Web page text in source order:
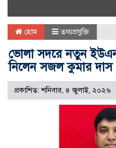
হোম তথ্যপ্রযুক্তি
ভোলা সদরে নতুন
নিলেন সজল কুমার দাস
প্রকাশিত: শনিবার, ৪ জুলাই, ২০২৬